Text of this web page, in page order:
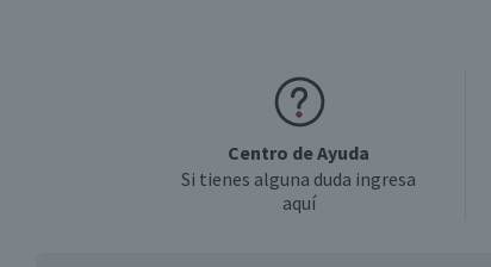
Centro de Ayuda
Si tienes alguna duda ingresa
aquí